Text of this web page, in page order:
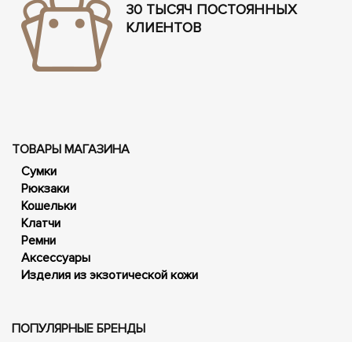
30 ТЫСЯЧ ПОСТОЯННЫХ
КЛИЕНТОВ
ТОВАРЫ МАГАЗИНА
Сумки
Рюкзаки
Кошельки
Клатчи
Ремни
Аксессуары
Изделия из экзотической кожи
ПОПУЛЯРНЫЕ БРЕНДЫ